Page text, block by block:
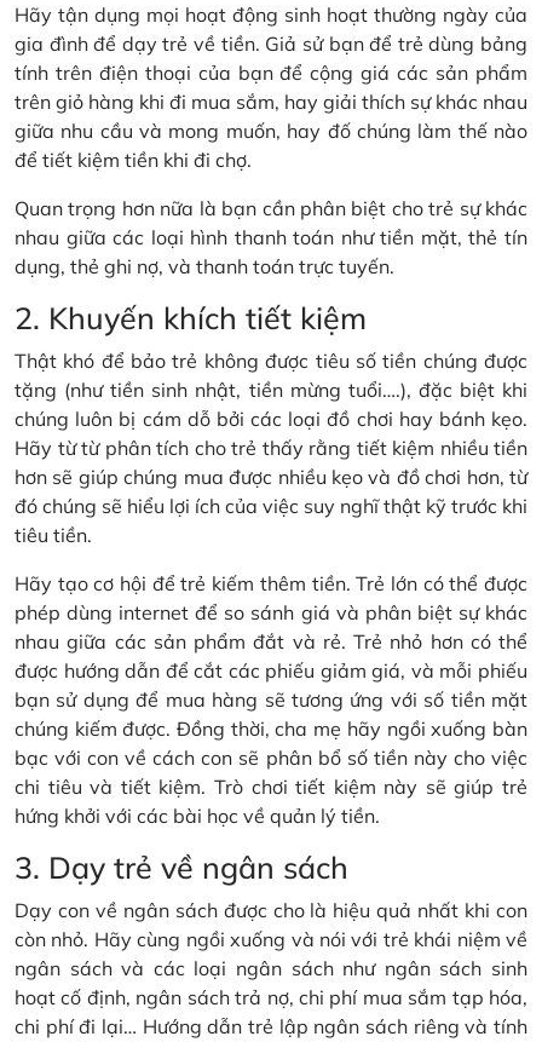
Hãy tận dụng mọi hoạt động sinh hoạt thường ngày của
gia đình để dạy trẻ về tiền. Giả sử bạn để trẻ dùng bảng
tính trên điện thoại của bạn để cộng giá các sản phẩm
trên giỏ hàng khi đi mua sắm, hay giải thích sự khác nhau
giữa nhu cầu và mong muốn, hay đố chúng làm thế nào
để tiết kiệm tiền khi đi chợ.
Quan trọng hơn nữa là bạn cần phân biệt cho trẻ sự khác
nhau giữa các loại hình thanh toán như tiền mặt, thẻ tín
dụng, thẻ ghi nợ, và thanh toán trực tuyến.
2. Khuyến khích tiết kiệm
Thật khó để bảo trẻ không được tiêu số tiền chúng được
tặng (như tiền sinh nhật, tiền mừng tuổi….), đặc biệt khi
chúng luôn bị cám dỗ bởi các loại đồ chơi hay bánh kẹo.
Hãy từ từ phân tích cho trẻ thấy rằng tiết kiệm nhiều tiền
hơn sẽ giúp chúng mua được nhiều kẹo và đồ chơi hơn, từ
đó chúng sẽ hiểu lợi ích của việc suy nghĩ thật kỹ trước khi
tiêu tiền.
Hãy tạo cơ hội để trẻ kiếm thêm tiền. Trẻ lớn có thể được
phép dùng internet để so sánh giá và phân biệt sự khác
nhau giữa các sản phẩm đắt và rẻ. Trẻ nhỏ hơn có thể
được hướng dẫn để cắt các phiếu giảm giá, và mỗi phiếu
bạn sử dụng để mua hàng sẽ tương ứng với số tiền mặt
chúng kiếm được. Đồng thời, cha mẹ hãy ngồi xuống bàn
bạc với con về cách con sẽ phân bổ số tiền này cho việc
chi tiêu và tiết kiệm. Trò chơi tiết kiệm này sẽ giúp trẻ
hứng khởi với các bài học về quản lý tiền.
3. Dạy trẻ về ngân sách
Dạy con về ngân sách được cho là hiệu quả nhất khi con
còn nhỏ. Hãy cùng ngồi xuống và nói với trẻ khái niệm về
ngân sách và các loại ngân sách như ngân sách sinh
hoạt cố định, ngân sách trả nợ, chi phí mua sắm tạp hóa,
chi phí đi lại… Hướng dẫn trẻ lập ngân sách riêng và tính